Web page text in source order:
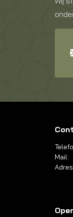
Mail: